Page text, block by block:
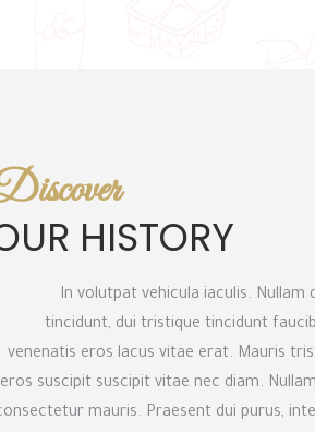
HISTORY
In volutpat vehicula iaculis. Nullam
tincidunt, dui tristique tincidunt
venenatis eros lacus vitae erat. Mauris
eros suscipit suscipit vitae nec diam.
mauris. Praesent dui purus,